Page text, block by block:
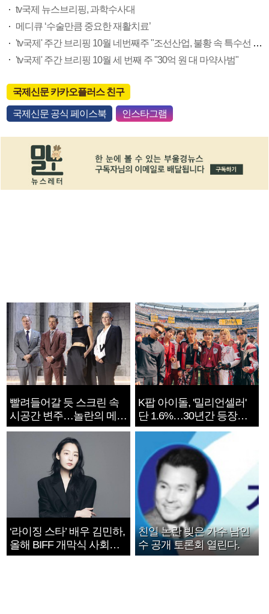
tv국제 뉴스브리핑, 과학수사대
메디큐 ‘수술만큼 중요한 재활치료’
'tv국제' 주간 브리핑 10월 네번째주 "조선산업, 불황 속 특수선 블루오션"
'tv국제' 주간 브리핑 10월 세 번째 주 "30억 원 대 마약사범"
국제신문 카카오플러스 친구
국제신문 공식 페이스북 인스타그램
빨려들어갈 듯 스크린 속
시공간 변주…놀란의 메시
지는 ‘전쟁 속죄’
K팝 아이돌, '밀리언셀러'
단 1.6%…30년간 등장
1182개팀 전수조사
‘라이징 스타’ 배우 김민하,
올해 BIFF 개막식 사회자
확정
친일 논란 빚은 가수 남인
수 공개 토론회 열린다.